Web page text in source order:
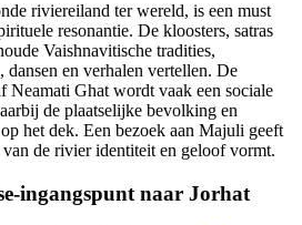
riviereiland ter wereld, is een must
resonantie. De kloosters, satras
Vaishnavitische tradities,
dansen en verhalen vertellen. De
Neamati Ghat wordt vaak een sociale
de plaatselijke bevolking en
het dek. Een bezoek aan Majuli geeft
de rivier identiteit en geloof vormt.
ingangspunt naar Jorhat